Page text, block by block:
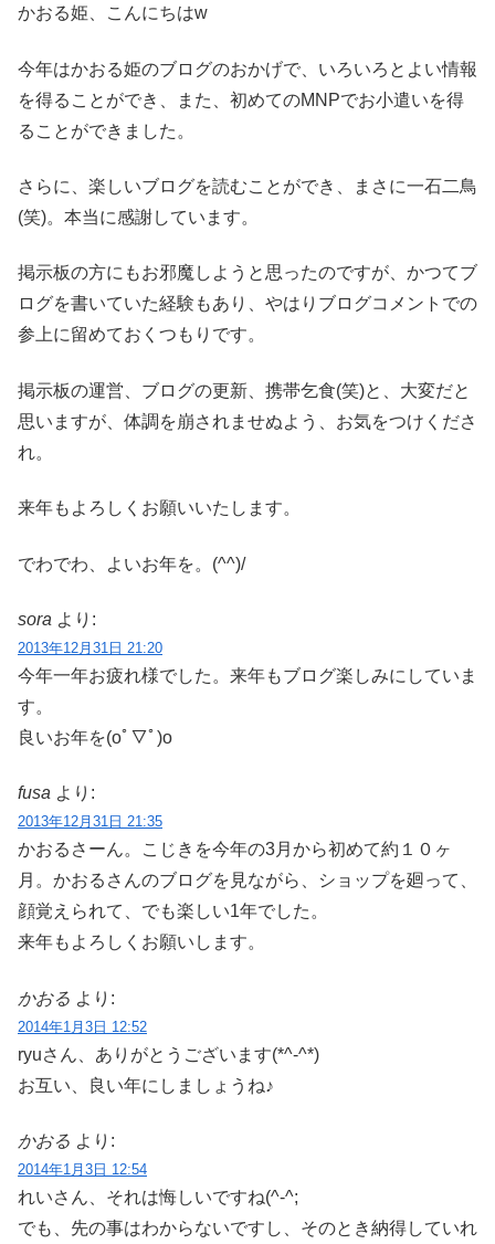
かおる姫、こんにちはw
今年はかおる姫のブログのおかげで、いろいろとよい情報
を得ることができ、また、初めてのMNPでお小遣いを得
ることができました。
さらに、楽しいブログを読むことができ、まさに一石二鳥
(笑)。本当に感謝しています。
掲示板の方にもお邪魔しようと思ったのですが、かつてブ
ログを書いていた経験もあり、やはりブログコメントでの
参上に留めておくつもりです。
掲示板の運営、ブログの更新、携帯乞食(笑)と、大変だと
思いますが、体調を崩されませぬよう、お気をつけくださ
れ。
来年もよろしくお願いいたします。
でわでわ、よいお年を。(^^)/
sora より:
2013年12月31日 21:20
今年一年お疲れ様でした。来年もブログ楽しみにしていま
す。
良いお年を(oﾟ▽ﾟ)o
fusa より:
2013年12月31日 21:35
かおるさーん。こじきを今年の3月から初めて約１０ヶ
月。かおるさんのブログを見ながら、ショップを廻って、
顔覚えられて、でも楽しい1年でした。
来年もよろしくお願いします。
かおる より:
2014年1月3日 12:52
ryuさん、ありがとうございます(*^-^*)
お互い、良い年にしましょうね♪
かおる より:
2014年1月3日 12:54
れいさん、それは悔しいですね(^-^;
でも、先の事はわからないですし、そのとき納得していれ